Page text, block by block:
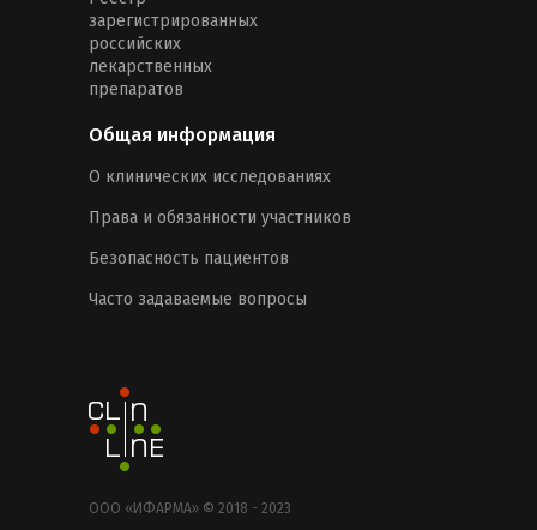
зарегистрированных
российских
лекарственных
препаратов
Общая информация
О клинических исследованиях
Права и обязанности участников
Безопасность пациентов
Часто задаваемые вопросы
ООО «ИФАРМА» © 2018 - 2023